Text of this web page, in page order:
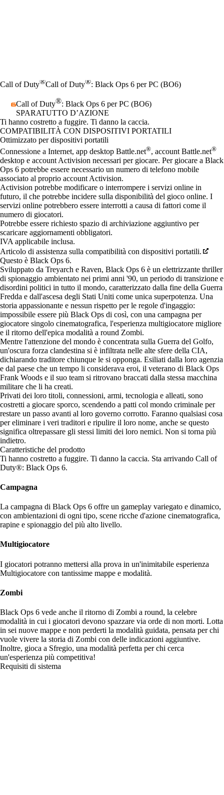
Call of Duty®Call of Duty®: Black Ops 6 per PC (BO6)
Call of Duty®: Black Ops 6 per PC (BO6)
SPARATUTTO D’AZIONE
Product Notification
Ti hanno costretto a fuggire. Ti danno la caccia.
Prezzo
Available actions
COMPATIBILITÀ CON DISPOSITIVI PORTATILI
Ottimizzato per dispositivi portatili
Connessione a Internet, app desktop Battle.net®, account Battle.net®
desktop e account Activision necessari per giocare. Per giocare a Black
Ops 6 potrebbe essere necessario un numero di telefono mobile
associato al proprio account Activision.
Activision potrebbe modificare o interrompere i servizi online in
futuro, il che potrebbe incidere sulla disponibilità del gioco online. I
servizi online potrebbero essere interrotti a causa di fattori come il
numero di giocatori.
Potrebbe essere richiesto spazio di archiviazione aggiuntivo per
scaricare aggiornamenti obbligatori.
IVA applicabile inclusa.
Articolo di assistenza sulla compatibilità con dispositivi portatili.
Questo è Black Ops 6.
Sviluppato da Treyarch e Raven, Black Ops 6 è un elettrizzante thriller
di spionaggio ambientato nei primi anni '90, un periodo di transizione e
disordini politici in tutto il mondo, caratterizzato dalla fine della Guerra
Fredda e dall'ascesa degli Stati Uniti come unica superpotenza. Una
storia appassionante e nessun rispetto per le regole d'ingaggio:
impossibile essere più Black Ops di così, con una campagna per
giocatore singolo cinematografica, l'esperienza multigiocatore migliore
e il ritorno dell'epica modalità a round Zombi.
Mentre l'attenzione del mondo è concentrata sulla Guerra del Golfo,
un'oscura forza clandestina si è infiltrata nelle alte sfere della CIA,
dichiarando traditore chiunque le si opponga. Esiliati dalla loro agenzia
e dal paese che un tempo li considerava eroi, il veterano di Black Ops
Frank Woods e il suo team si ritrovano braccati dalla stessa macchina
militare che li ha creati.
Privati dei loro titoli, connessioni, armi, tecnologia e alleati, sono
costretti a giocare sporco, scendendo a patti col mondo criminale per
restare un passo avanti al loro governo corrotto. Faranno qualsiasi cosa
per eliminare i veri traditori e ripulire il loro nome, anche se questo
significa oltrepassare gli stessi limiti dei loro nemici. Non si torna più
indietro.
Caratteristiche del prodotto
Ti hanno costretto a fuggire. Ti danno la caccia. Sta arrivando Call of
Duty®: Black Ops 6.
Campagna
La campagna di Black Ops 6 offre un gameplay variegato e dinamico,
con ambientazioni di ogni tipo, scene ricche d'azione cinematografica,
rapine e spionaggio del più alto livello.
Multigiocatore
I giocatori potranno mettersi alla prova in un'inimitabile esperienza
Multigiocatore con tantissime mappe e modalità.
Zombi
Black Ops 6 vede anche il ritorno di Zombi a round, la celebre
modalità in cui i giocatori devono spazzare via orde di non morti. Lotta
in sei nuove mappe e non perderti la modalità guidata, pensata per chi
vuole vivere la storia di Zombi con delle indicazioni aggiuntive.
Inoltre, gioca a Sfregio, una modalità perfetta per chi cerca
un'esperienza più competitiva!
Requisiti di sistema